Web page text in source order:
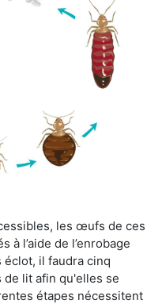
les œufs de ces
l’aide de l’enrobage
il faudra cinq
lit afin qu'elles se
étapes nécessitent